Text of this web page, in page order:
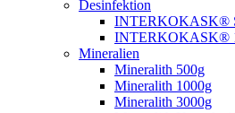
Desinfektion
INTERKOKASK®
INTERKOKASK®
Mineralien
Mineralith 500g
Mineralith 1000g
Mineralith 3000g